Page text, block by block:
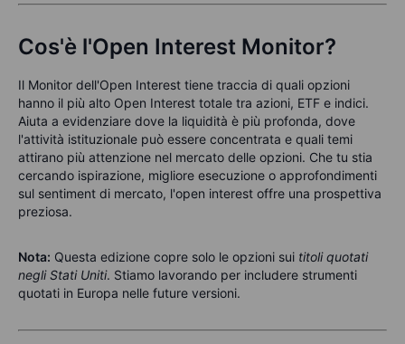
Cos'è l'Open Interest Monitor?
Il Monitor dell'Open Interest tiene traccia di quali opzioni
hanno il più alto Open Interest totale tra azioni, ETF e indici.
Aiuta a evidenziare dove la liquidità è più profonda, dove
l'attività istituzionale può essere concentrata e quali temi
attirano più attenzione nel mercato delle opzioni. Che tu stia
cercando ispirazione, migliore esecuzione o approfondimenti
sul sentiment di mercato, l'open interest offre una prospettiva
preziosa.
Nota: Questa edizione copre solo le opzioni sui titoli quotati
negli Stati Uniti. Stiamo lavorando per includere strumenti
quotati in Europa nelle future versioni.